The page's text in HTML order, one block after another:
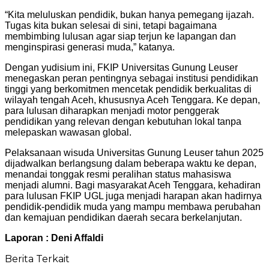
“Kita meluluskan pendidik, bukan hanya pemegang ijazah.
Tugas kita bukan selesai di sini, tetapi bagaimana
membimbing lulusan agar siap terjun ke lapangan dan
menginspirasi generasi muda,” katanya.
Dengan yudisium ini, FKIP Universitas Gunung Leuser
menegaskan peran pentingnya sebagai institusi pendidikan
tinggi yang berkomitmen mencetak pendidik berkualitas di
wilayah tengah Aceh, khususnya Aceh Tenggara. Ke depan,
para lulusan diharapkan menjadi motor penggerak
pendidikan yang relevan dengan kebutuhan lokal tanpa
melepaskan wawasan global.
Pelaksanaan wisuda Universitas Gunung Leuser tahun 2025
dijadwalkan berlangsung dalam beberapa waktu ke depan,
menandai tonggak resmi peralihan status mahasiswa
menjadi alumni. Bagi masyarakat Aceh Tenggara, kehadiran
para lulusan FKIP UGL juga menjadi harapan akan hadirnya
pendidik-pendidik muda yang mampu membawa perubahan
dan kemajuan pendidikan daerah secara berkelanjutan.
Laporan : Deni Affaldi
Berita Terkait